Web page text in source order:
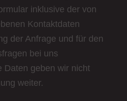
inklusive der von
Kontaktdaten
der Anfrage und für den
bei uns
Daten geben wir nicht
weiter.